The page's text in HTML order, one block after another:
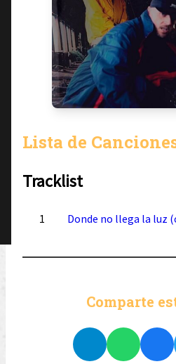
Lista de
Tracklist
1 Donde no llega la luz
Comparte